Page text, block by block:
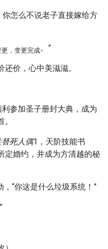
怎么不说老子直接嫁给方
更，变更完成。”
价，心中美滋滋。
参加圣子册封大典，成为
死人偶1，天阶技能书
定婚约，并成为方清越的秘
“你这是什么垃圾系统！”